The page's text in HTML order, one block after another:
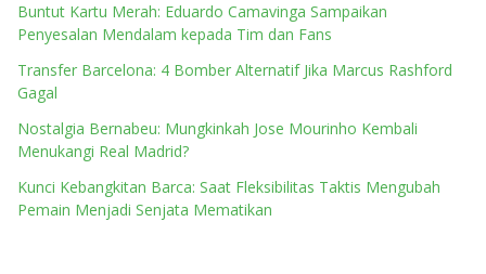
Buntut Kartu Merah: Eduardo Camavinga Sampaikan
Penyesalan Mendalam kepada Tim dan Fans
Transfer Barcelona: 4 Bomber Alternatif Jika Marcus Rashford
Gagal
Nostalgia Bernabeu: Mungkinkah Jose Mourinho Kembali
Menukangi Real Madrid?
Kunci Kebangkitan Barca: Saat Fleksibilitas Taktis Mengubah
Pemain Menjadi Senjata Mematikan